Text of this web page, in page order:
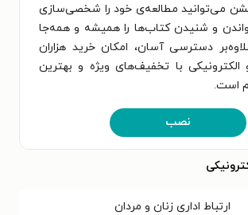
می‌توانید مطالعه‌ی خود را شخصی‌سازی
و شنیدن کتاب‌ها را همیشه و همه‌جا
دسترسی آسان، امکان خرید هزاران
با تخفیف‌های ویژه و بهترین
است.
نصب
ارتباط اداری زنان و مردان